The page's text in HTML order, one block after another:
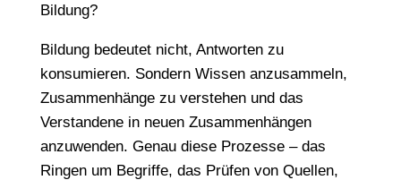
Bildung?
Bildung bedeutet nicht, Antworten zu
konsumieren. Sondern Wissen anzusammeln,
Zusammenhänge zu verstehen und das
Verstandene in neuen Zusammenhängen
anzuwenden. Genau diese Prozesse – das
Ringen um Begriffe, das Prüfen von Quellen,